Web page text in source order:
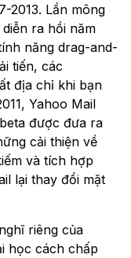
2013. Lần mông
diễn ra hồi năm
năng drag-and-
tiến, các
địa chỉ khi bạn
Yahoo Mail
được đưa ra
cải thiện về
và tích hợp
lại thay đổi mặt
riêng của
học cách chấp